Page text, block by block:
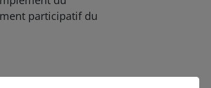
participatif du